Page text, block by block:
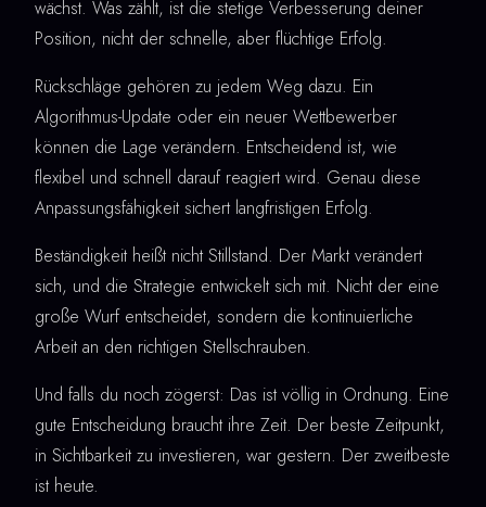
wächst. Was zählt, ist die stetige Verbesserung deiner
Position, nicht der schnelle, aber flüchtige Erfolg.
Rückschläge gehören zu jedem Weg dazu. Ein
Algorithmus-Update oder ein neuer Wettbewerber
können die Lage verändern. Entscheidend ist, wie
flexibel und schnell darauf reagiert wird. Genau diese
Anpassungsfähigkeit sichert langfristigen Erfolg.
Beständigkeit heißt nicht Stillstand. Der Markt verändert
sich, und die Strategie entwickelt sich mit. Nicht der eine
große Wurf entscheidet, sondern die kontinuierliche
Arbeit an den richtigen Stellschrauben.
Und falls du noch zögerst: Das ist völlig in Ordnung. Eine
gute Entscheidung braucht ihre Zeit. Der beste Zeitpunkt,
in Sichtbarkeit zu investieren, war gestern. Der zweitbeste
ist heute.